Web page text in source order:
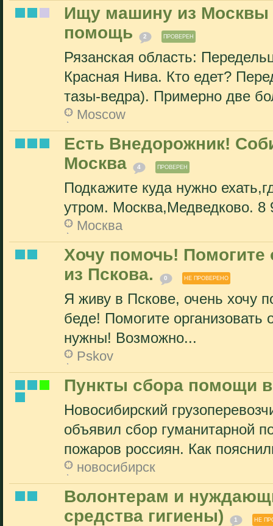
Ищу машину из Москвы
помощь
2 ПРОВЕРЕН
Рязанская область:
Красная Нива. Кто едет?
тазы-ведра). Примерно две
Moscow
Есть Внедорожник!
Москва
4 ПРОВЕРЕН
Подкажите куда нужно
утром. Москва,Медведково. 8
Москва
Xочу помочь! Помогите
из Пскова.
0 НЕ ПРОВЕРЕНО
Я живу в Пскове, очень хочу
беде! Помогите организовать
нужны! Возможно...
Pskov
Пункты сбора помощи
Новосибирский
объявил сбор гуманитарной
пожаров россиян. Как
новосибирск
Волонтерам и
средства гигиены)
1 НЕ